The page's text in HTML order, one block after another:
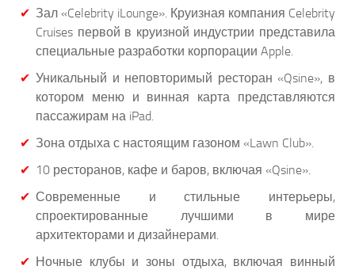
Зал «Celebrity iLounge». Круизная компания Celebrity
Cruises первой в круизной индустрии представила
специальные разработки корпорации Apple.
Уникальный и неповторимый ресторан «Qsine», в
котором меню и винная карта представляются
пассажирам на iPad.
Зона отдыха с настоящим газоном «Lawn Club».
10 ресторанов, кафе и баров, включая «Qsine».
Современные и стильные интерьеры,
спроектированные лучшими в мире
архитекторами и дизайнерами.
Ночные клубы и зоны отдыха, включая винный